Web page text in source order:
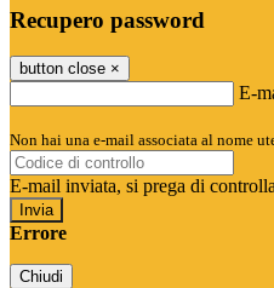
Recupero password
button close ×
E-
Non hai una e-mail associata al nome
E-mail inviata, si prega di
Errore
Chiudi